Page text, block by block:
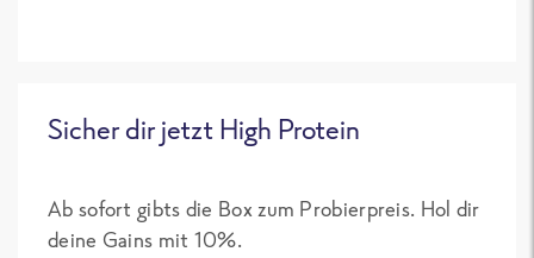
Sicher dir jetzt High Protein
Ab sofort gibts die Box zum Probierpreis. Hol dir
deine Gains mit 10%.